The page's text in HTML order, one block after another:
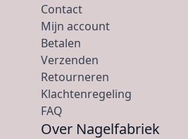
Contact
Mijn account
Betalen
Verzenden
Retourneren
Klachtenregeling
FAQ
Over Nagelfabriek